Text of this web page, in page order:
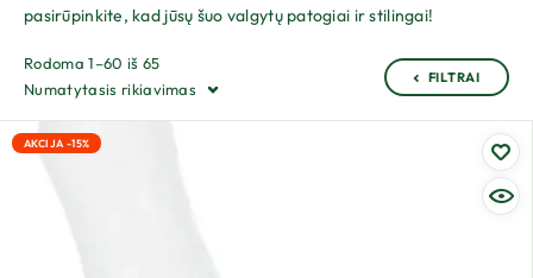
pasirūpinkite, kad jūsų šuo valgytų patogiai ir stilingai!
Rodoma 1–60 iš 65
Numatytasis rikiavimas
FILTRAI
AKCIJA -15%